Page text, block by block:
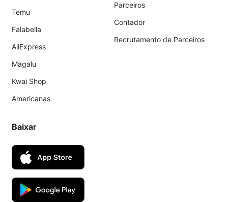
Temu
Falabella
AliExpress
Magalu
Kwai Shop
Americanas
Parceiros
Contador
Recrutamento de Parceiros
Baixar